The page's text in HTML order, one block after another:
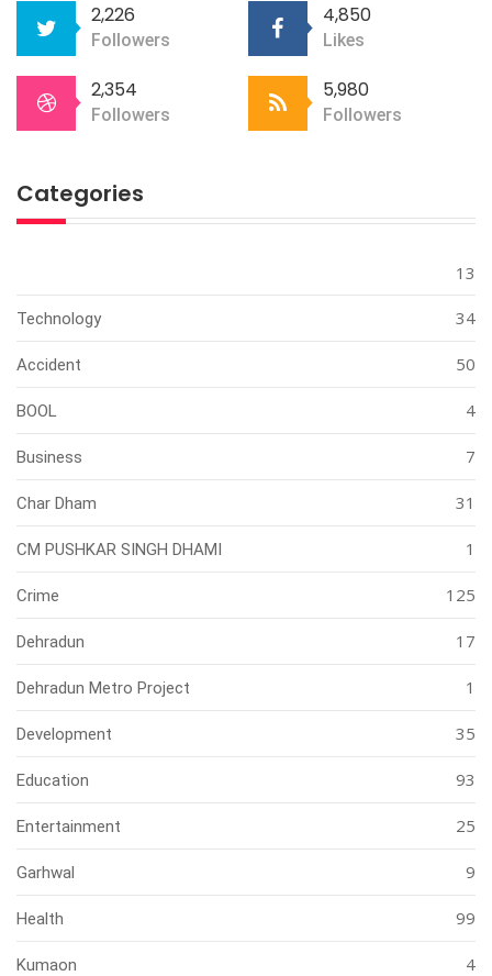
2,226
Followers
4,850
Likes
2,354
Followers
5,980
Followers
Categories
13
Technology 34
Accident 50
BOOL 4
Business 7
Char Dham 31
CM PUSHKAR SINGH DHAMI 1
Crime 125
Dehradun 17
Dehradun Metro Project 1
Development 35
Education 93
Entertainment 25
Garhwal 9
Health 99
Kumaon 4